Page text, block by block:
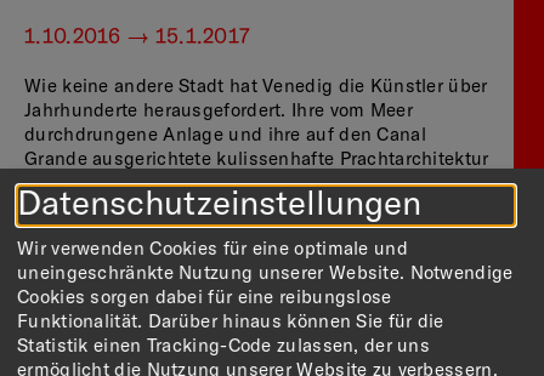
1.10.2016 — 15.1.2017
Wie keine andere Stadt hat Venedig die Künstler über
Jahrhunderte herausgefordert. Ihre vom Meer
durchdrungene Anlage und ihre auf den Canal
Grande ausgerichtete kulissenhafte Prachtarchitektur
vermitteln den Eindruck einer Inszenierung, die eine
künstlerische Reaktion provoziert. Von 1500 bis zum
Beginn des 20. Jahrhunderts feierten die Maler
Venedig als Stadt des Sehens: Wasser, Schiffe und
Prozessionen boten einem großen Publikum immer
ein Schauspiel. Nicht die Malerei der venezianischen
Schule, sondern die intensive Erfahrung der Stadt
und ihre malerischen Umsetzungen sind das Thema
Datenschutzeinstellungen
Wir verwenden Cookies für eine optimale und
uneingeschränkte Nutzung unserer Website. Notwendige
Cookies sorgen dabei für eine reibungslose
Funktionalität. Darüber hinaus können Sie für die
Statistik einen Tracking-Code zulassen, der uns
ermöglicht die Nutzung unserer Website zu verbessern.